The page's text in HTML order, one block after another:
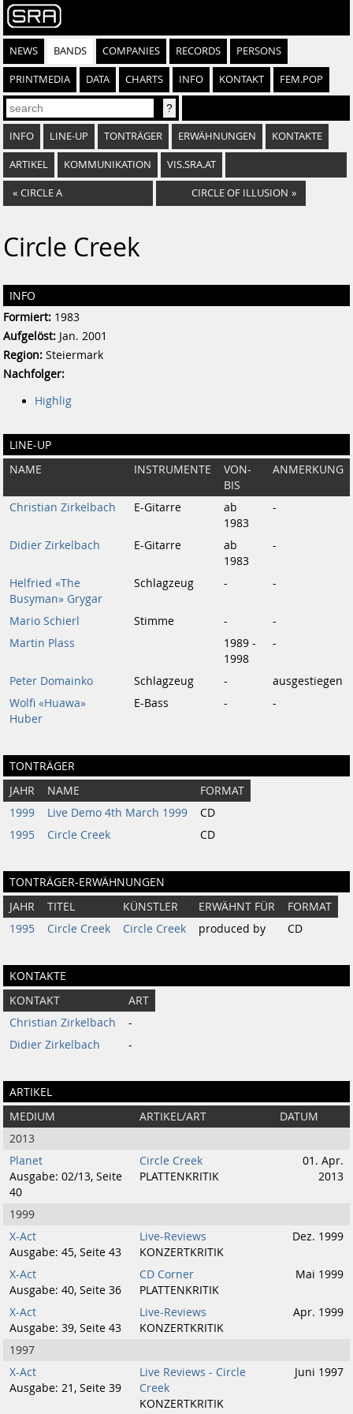
NEWS BANDS COMPANIES RECORDS PERSONS
PRINTMEDIA DATA CHARTS INFO KONTAKT FEM.POP
INFO LINE-UP TONTRÄGER ERWÄHNUNGEN KONTAKTE
ARTIKEL KOMMUNIKATION VIS.SRA.AT
« CIRCLE A CIRCLE OF ILLUSION »
Circle Creek
INFO
Formiert: 1983
Aufgelöst: Jan. 2001
Region: Steiermark
Nachfolger:
Highlig
LINE-UP
NAME INSTRUMENTE
VON-
BIS
ANMERKUNG
Christian Zirkelbach E-Gitarre
ab
1983
-
Didier Zirkelbach E-Gitarre
ab
1983
-
Helfried «The
Busyman» Grygar
Schlagzeug - -
Mario Schierl Stimme -
-
Martin Plass
1989 -
1998
-
Peter Domainko Schlagzeug -
ausgestiegen
Wolfi «Huawa»
Huber
E-Bass - -
TONTRÄGER
JAHR NAME
FORMAT
1999
Live Demo 4th March 1999
CD
1995
Circle Creek CD
TONTRÄGER-ERWÄHNUNGEN
JAHR TITEL KÜNSTLER ERWÄHNT FÜR
FORMAT
1995
Circle Creek Circle Creek produced by CD
KONTAKTE
KONTAKT
ART
Christian Zirkelbach
-
Didier Zirkelbach
-
ARTIKEL
MEDIUM ARTIKEL/ART
DATUM
2013
Planet
Ausgabe: 02/13, Seite
40
Circle Creek
PLATTENKRITIK
01. Apr.
2013
1999
X-Act
Ausgabe: 45, Seite 43
Live-Reviews
KONZERTKRITIK
Dez. 1999
X-Act
Ausgabe: 40, Seite 36
CD Corner
PLATTENKRITIK
Mai 1999
X-Act
Ausgabe: 39, Seite 43
Live-Reviews
KONZERTKRITIK
Apr. 1999
1997
X-Act
Ausgabe: 21, Seite 39
Live Reviews - Circle
Creek
KONZERTKRITIK
Juni 1997